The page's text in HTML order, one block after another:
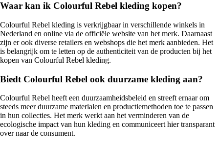
Waar kan ik Colourful Rebel kleding kopen?
Colourful Rebel kleding is verkrijgbaar in verschillende winkels in
Nederland en online via de officiële website van het merk. Daarnaast
zijn er ook diverse retailers en webshops die het merk aanbieden. Het
is belangrijk om te letten op de authenticiteit van de producten bij het
kopen van Colourful Rebel kleding.
Biedt Colourful Rebel ook duurzame kleding aan?
Colourful Rebel heeft een duurzaamheidsbeleid en streeft ernaar om
steeds meer duurzame materialen en productiemethoden toe te passen
in hun collecties. Het merk werkt aan het verminderen van de
ecologische impact van hun kleding en communiceert hier transparant
over naar de consument.